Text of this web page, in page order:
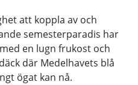
att koppla av och
semesterparadis har
en lugn frukost och
där Medelhavets blå
ögat kan nå.